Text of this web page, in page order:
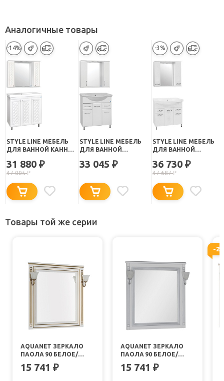
Аналогичные товары
-14%
STYLE LINE МЕБЕЛЬ
ДЛЯ ВАННОЙ КАННА
31 880 ₽
37 005₽
STYLE LINE МЕБЕЛЬ
ДЛЯ ВАННОЙ
33 045 ₽
-3%
STYLE LINE МЕБЕЛЬ
ДЛЯ ВАННОЙ
36 730 ₽
37 687₽
Товары той же серии
AQUANET ЗЕРКАЛО
ПАОЛА 90 БЕЛОЕ/
ПАТИНА ЗОЛОТО
(186108)
15 741 ₽
AQUANET ЗЕРКАЛО
ПАОЛА 90 БЕЛОЕ/
ПАТИНА СЕРЕБРО
(181769)
15 741 ₽
-